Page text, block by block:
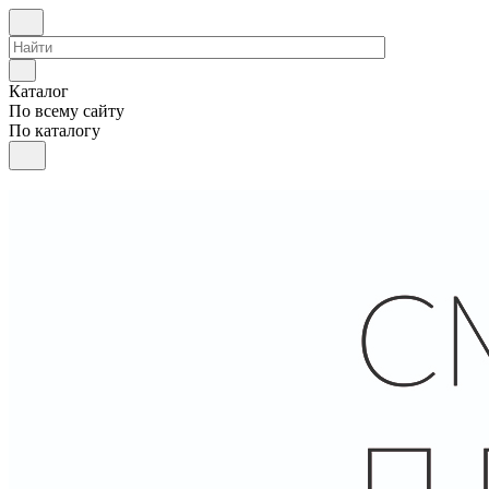
Каталог
По всему сайту
По каталогу